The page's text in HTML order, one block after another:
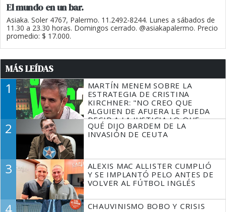
El mundo en un bar.
Asiaka. Soler 4767, Palermo. 11.2492-8244. Lunes a sábados de
11.30 a 23.30 horas. Domingos cerrado. @asiakapalermo. Precio
promedio: $ 17.000.
MÁS LEÍDAS
1
MARTÍN MENEM SOBRE LA
ESTRATEGIA DE CRISTINA
KIRCHNER: "NO CREO QUE
ALGUIEN DE AFUERA LE PUEDA
DECIR A LA JUSTICIA LO QUE
TIENE QUE HACER"
2
QUÉ DIJO BARDEM DE LA
INVASIÓN DE CEUTA
3
ALEXIS MAC ALLISTER CUMPLIÓ
Y SE IMPLANTÓ PELO ANTES DE
VOLVER AL FÚTBOL INGLÉS
4
CHAUVINISMO BOBO Y CRISIS